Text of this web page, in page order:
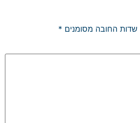
שדות החובה מסומנים *